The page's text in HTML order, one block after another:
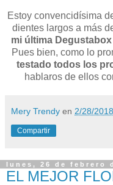
Estoy convencidísima
dientes largos a más
mi última Degustabox
Pues bien, como lo
testado todos los
hablaros de ellos
Mery Trendy en 2/28/2018
Compartir
lunes, 26 de febrero
EL MEJOR